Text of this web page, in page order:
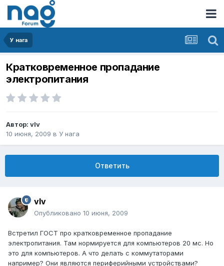
У нага
Кратковременное пропадание
электропитания
Автор: vIv
10 июня, 2009 в У нага
Ответить
vIv
Опубликовано 10 июня, 2009
Встретил ГОСТ про кратковременное пропадание
электропитания. Там нормируется для компьютеров 20 мс. Но
это для компьютеров. А что делать с коммутаторами
например? Они являются периферийными устройствами?